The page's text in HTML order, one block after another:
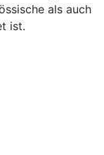
als auch
ist.